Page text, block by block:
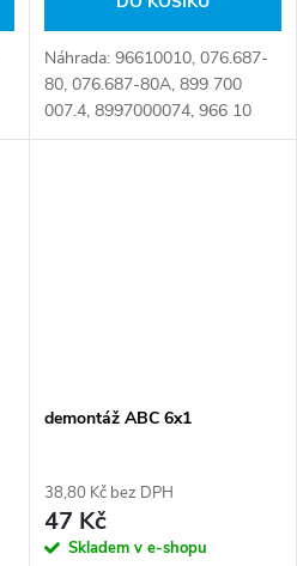
Náhrada: 96610010, 076.687-
80, 076.687-80A, 899 700
007.4, 8997000074, 966 10
010 Číslo karty: 064380
demontáž ABC 6x1
38,80 Kč bez DPH
47 Kč
Skladem v e-shopu